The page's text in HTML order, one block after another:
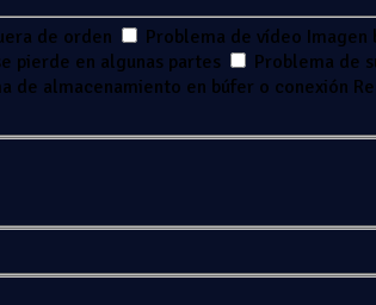
de orden Problema de vídeo Imagen
pierde en algunas partes Problema de
de almacenamiento en búfer o conexión